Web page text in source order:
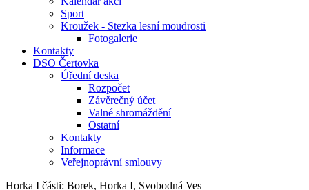
Sport
Kroužek - Stezka lesní moudrosti
Fotogalerie
Kontakty
DSO Čertovka
Úřední deska
Rozpočet
Závěrečný účet
Valné shromáždění
Ostatní
Kontakty
Informace
Veřejnoprávní smlouvy
Horka I části: Borek, Horka I, Svobodná Ves